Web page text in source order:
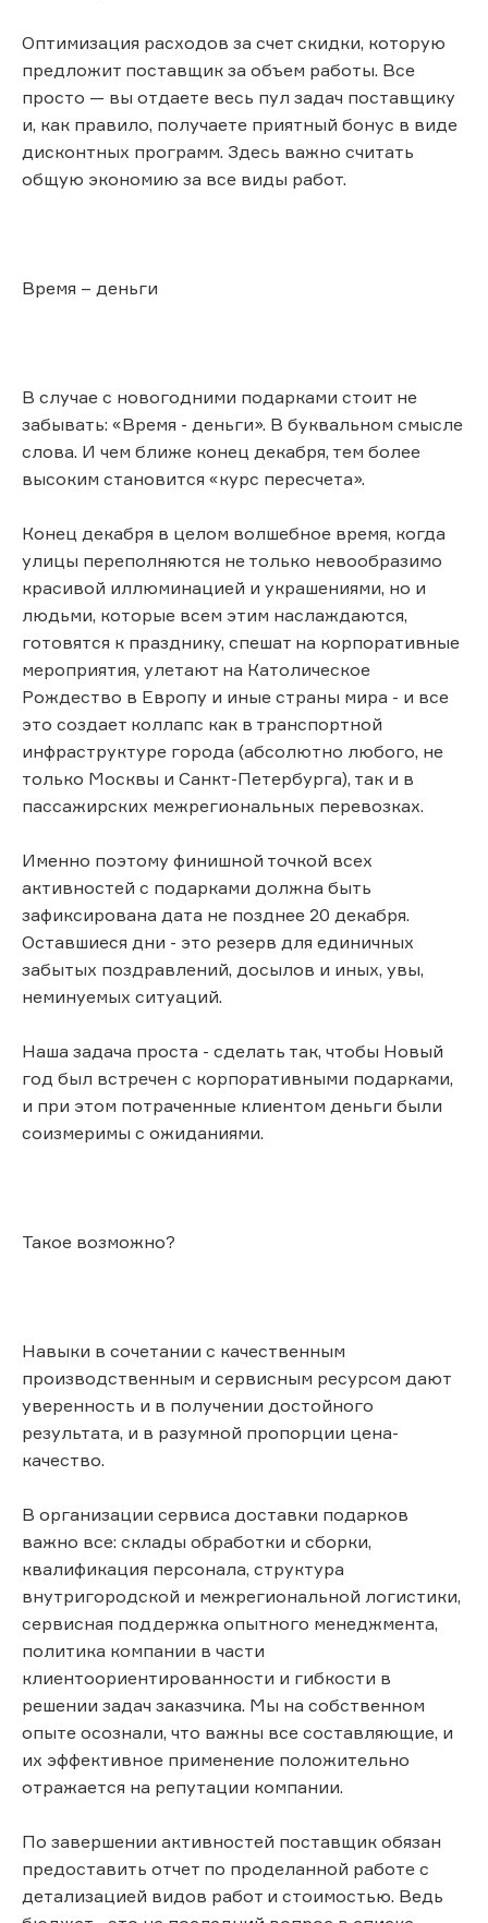
Оптимизация расходов за счет скидки, которую
предложит поставщик за объем работы. Все
просто — вы отдаете весь пул задач поставщику
и, как правило, получаете приятный бонус в виде
дисконтных программ. Здесь важно считать
общую экономию за все виды работ.
Время – деньги
В случае с новогодними подарками стоит не
забывать: «Время - деньги». В буквальном смысле
слова. И чем ближе конец декабря, тем более
высоким становится «курс пересчета».
Конец декабря в целом волшебное время, когда
улицы переполняются не только невообразимо
красивой иллюминацией и украшениями, но и
людьми, которые всем этим наслаждаются,
готовятся к празднику, спешат на корпоративные
мероприятия, улетают на Католическое
Рождество в Европу и иные страны мира - и все
это создает коллапс как в транспортной
инфраструктуре города (абсолютно любого, не
только Москвы и Санкт-Петербурга), так и в
пассажирских межрегиональных перевозках.
Именно поэтому финишной точкой всех
активностей с подарками должна быть
зафиксирована дата не позднее 20 декабря.
Оставшиеся дни - это резерв для единичных
забытых поздравлений, досылов и иных, увы,
неминуемых ситуаций.
Наша задача проста - сделать так, чтобы Новый
год был встречен с корпоративными подарками,
и при этом потраченные клиентом деньги были
соизмеримы с ожиданиями.
Такое возможно?
Навыки в сочетании с качественным
производственным и сервисным ресурсом дают
уверенность и в получении достойного
результата, и в разумной пропорции цена-
качество.
В организации сервиса доставки подарков
важно все: склады обработки и сборки,
квалификация персонала, структура
внутригородской и межрегиональной логистики,
сервисная поддержка опытного менеджмента,
политика компании в части
клиентоориентированности и гибкости в
решении задач заказчика. Мы на собственном
опыте осознали, что важны все составляющие, и
их эффективное применение положительно
отражается на репутации компании.
По завершении активностей поставщик обязан
предоставить отчет по проделанной работе с
детализацией видов работ и стоимостью. Ведь